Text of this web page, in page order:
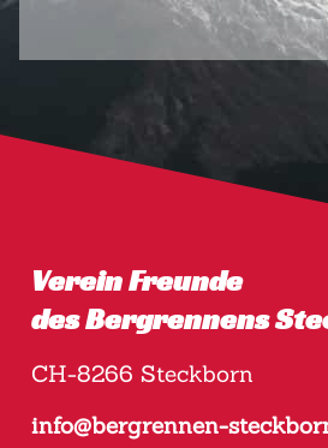
Verein Freunde
des Bergrennens
CH-8266 Steckborn
info@bergrennen-